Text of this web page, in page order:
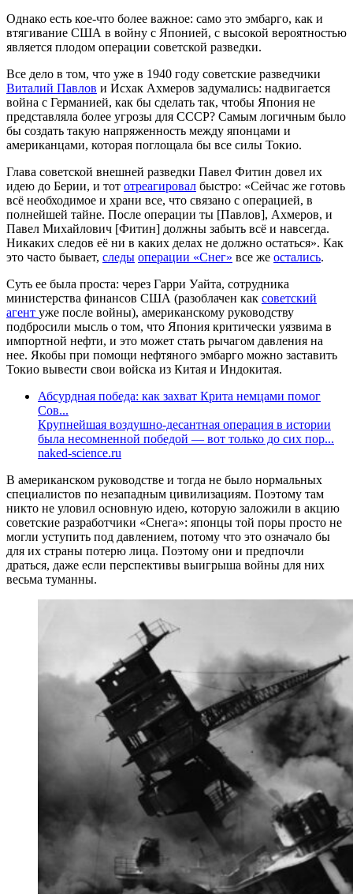
Однако есть кое-что более важное: само это эмбарго, как и
втягивание США в войну с Японией, с высокой вероятностью
является плодом операции советской разведки.
Все дело в том, что уже в 1940 году советские разведчики
Виталий Павлов и Исхак Ахмеров задумались: надвигается
война с Германией, как бы сделать так, чтобы Япония не
представляла более угрозы для СССР? Самым логичным было
бы создать такую напряженность между японцами и
американцами, которая поглощала бы все силы Токио.
Глава советской внешней разведки Павел Фитин довел их
идею до Берии, и тот отреагировал быстро: «Сейчас же готовь
всё необходимое и храни все, что связано с операцией, в
полнейшей тайне. После операции ты [Павлов], Ахмеров, и
Павел Михайлович [Фитин] должны забыть всё и навсегда.
Никаких следов её ни в каких делах не должно остаться». Как
это часто бывает, следы операции «Снег» все же остались.
Суть ее была проста: через Гарри Уайта, сотрудника
министерства финансов США (разоблачен как советский
агент уже после войны), американскому руководству
подбросили мысль о том, что Япония критически уязвима в
импортной нефти, и это может стать рычагом давления на
нее. Якобы при помощи нефтяного эмбарго можно заставить
Токио вывести свои войска из Китая и Индокитая.
Абсурдная победа: как захват Крита немцами помог
Сов...
Крупнейшая воздушно-десантная операция в истории
была несомненной победой — вот только до сих пор...
naked-science.ru
В американском руководстве и тогда не было нормальных
специалистов по незападным цивилизациям. Поэтому там
никто не уловил основную идею, которую заложили в акцию
советские разработчики «Снега»: японцы той поры просто не
могли уступить под давлением, потому что это означало бы
для их страны потерю лица. Поэтому они и предпочли
драться, даже если перспективы выигрыша войны для них
весьма туманны.